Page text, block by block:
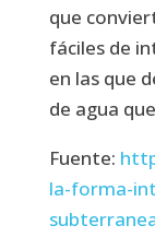
que
fáciles de
en las que
de agua
Fuente:
la-forma-